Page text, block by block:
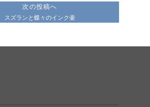
次の投稿へ
スズランと蝶々のインク壷